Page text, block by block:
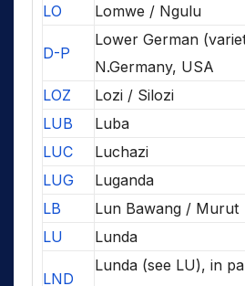
LO
Lomwe / Ngulu
D-P
Lower German
N.Germany, USA
LOZ
Lozi / Silozi
LUB
Luba
LUC
Luchazi
LUG
Luganda
LB
Lun Bawang / Murut
LU
Lunda
LND
Lunda (see LU), in